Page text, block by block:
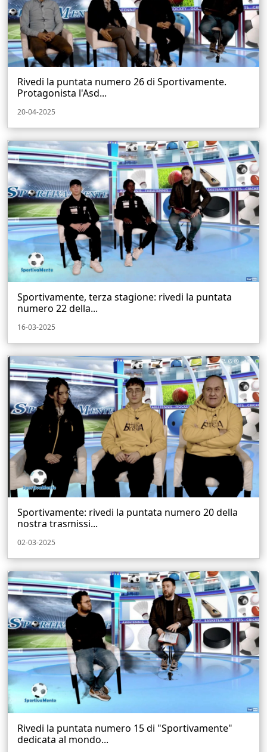
Rivedi la puntata numero 26 di Sportivamente.
Protagonista l'Asd...
20-04-2025
Sportivamente, terza stagione: rivedi la puntata
numero 22 della...
16-03-2025
Sportivamente: rivedi la puntata numero 20 della
nostra trasmissi...
02-03-2025
Rivedi la puntata numero 15 di "Sportivamente"
dedicata al mondo...